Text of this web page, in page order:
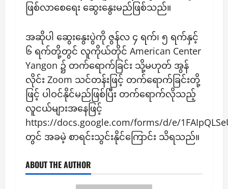
ဖြစ်လာစေရေး ဆွေးနွေးမည်ဖြစ်သည်။
အဆိုပါ ဆွေးနွေးပွဲကို ဇွန်လ ၄ ရက်၊ ၅ ရက်နှင့်
၆ ရက်တို့တွင် လူကိုယ်တိုင် American Center
Yangon ၌ တက်ရောက်ခြင်း သို့မဟုတ် အွန်
လိုင်း Zoom သင်တန်းဖြင့် တက်ရောက်ခြင်းတို့
ဖြင့် ပါဝင်နိုင်မည်ဖြစ်ပြီး တက်ရောက်လိုသည့်
လူငယ်များအနေဖြင့်
https://docs.google.com/forms/d/e/
တွင် အခမဲ့ စာရင်းသွင်းနိုင်ကြောင်း သိရသည်။
ABOUT THE AUTHOR